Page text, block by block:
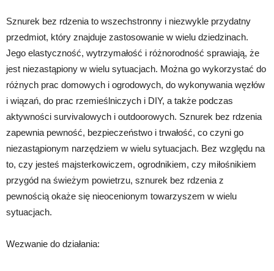
Sznurek bez rdzenia to wszechstronny i niezwykle przydatny
przedmiot, który znajduje zastosowanie w wielu dziedzinach.
Jego elastyczność, wytrzymałość i różnorodność sprawiają, że
jest niezastąpiony w wielu sytuacjach. Można go wykorzystać do
różnych prac domowych i ogrodowych, do wykonywania węzłów
i wiązań, do prac rzemieślniczych i DIY, a także podczas
aktywności survivalowych i outdoorowych. Sznurek bez rdzenia
zapewnia pewność, bezpieczeństwo i trwałość, co czyni go
niezastąpionym narzędziem w wielu sytuacjach. Bez względu na
to, czy jesteś majsterkowiczem, ogrodnikiem, czy miłośnikiem
przygód na świeżym powietrzu, sznurek bez rdzenia z
pewnością okaże się nieocenionym towarzyszem w wielu
sytuacjach.
Wezwanie do działania: